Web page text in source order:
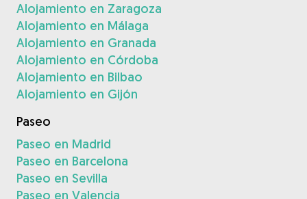
Alojamiento en Zaragoza
Alojamiento en Málaga
Alojamiento en Granada
Alojamiento en Córdoba
Alojamiento en Bilbao
Alojamiento en Gijón
Paseo
Paseo en Madrid
Paseo en Barcelona
Paseo en Sevilla
Paseo en Valencia